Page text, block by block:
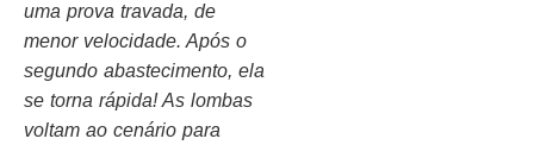
uma prova travada, de
menor velocidade. Após o
segundo abastecimento, ela
se torna rápida! As lombas
voltam ao cenário para